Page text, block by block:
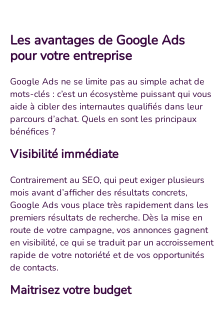
Les avantages de Google Ads
pour votre entreprise
Google Ads ne se limite pas au simple achat de
mots-clés : c’est un écosystème puissant qui vous
aide à cibler des internautes qualifiés dans leur
parcours d’achat. Quels en sont les principaux
bénéfices ?
Visibilité immédiate
Contrairement au SEO, qui peut exiger plusieurs
mois avant d’afficher des résultats concrets,
Google Ads vous place très rapidement dans les
premiers résultats de recherche. Dès la mise en
route de votre campagne, vos annonces gagnent
en visibilité, ce qui se traduit par un accroissement
rapide de votre notoriété et de vos opportunités
de contacts.
Maitrisez votre budget